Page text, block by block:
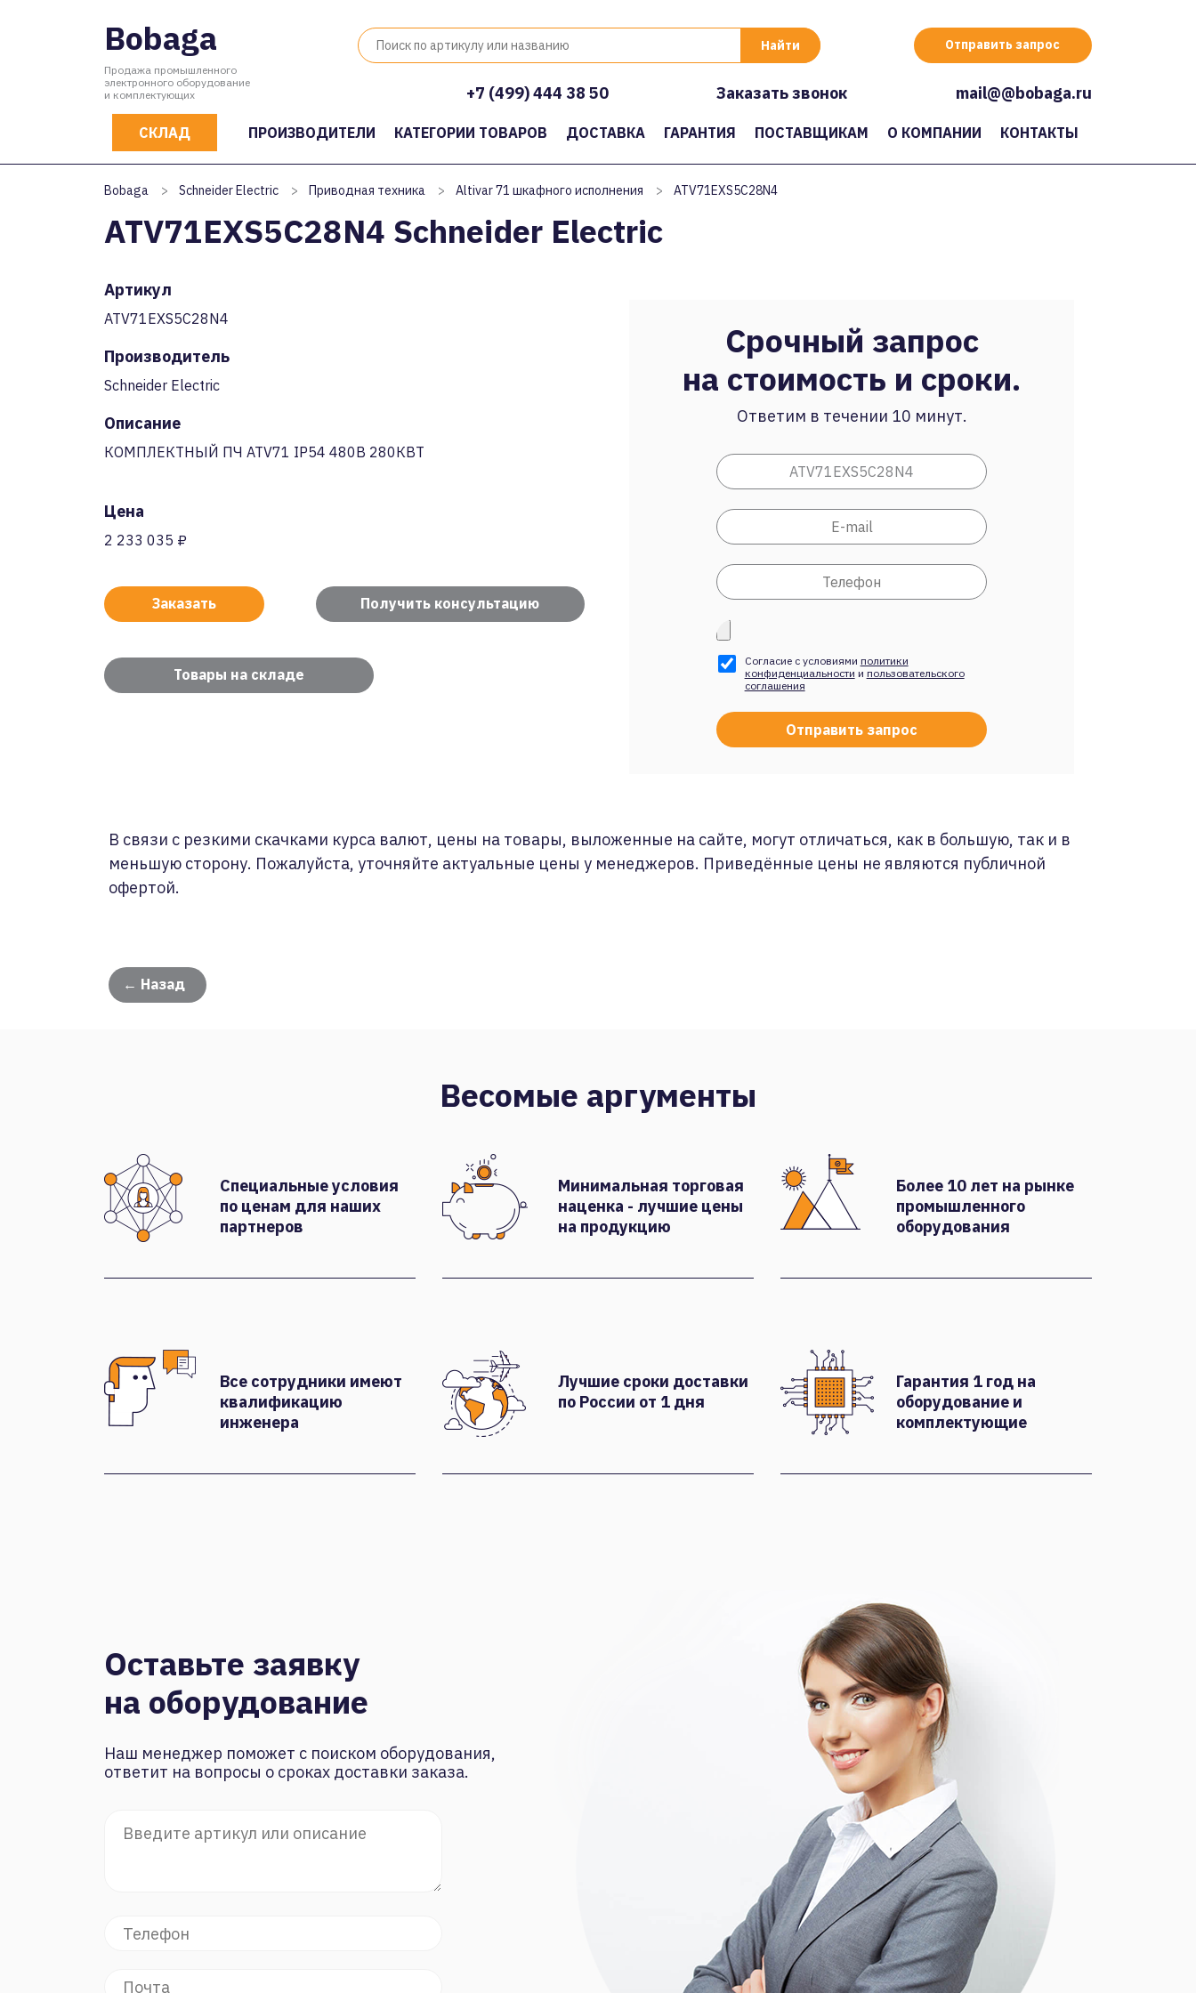
Bobaga
Продажа промышленного
электронного оборудование
и комплектующих
Отправить запрос
+7 (499) 444 38 50 Заказать звонок mail@@bobaga.ru
СКЛАД ПРОИЗВОДИТЕЛИ КАТЕГОРИИ ТОВАРОВ ДОСТАВКА ГАРАНТИЯ ПОСТАВЩИКАМ О КОМПАНИИ КОНТАКТЫ
Bobaga > Schneider Electric > Приводная техника > Altivar 71 шкафного исполнения > ATV71EXS5C28N4
ATV71EXS5C28N4 Schneider Electric
Артикул
ATV71EXS5C28N4
Производитель
Schneider Electric
Описание
КОМПЛЕКТНЫЙ ПЧ ATV71 IP54 480В 280КВТ
Цена
2 233 035 ₽
Заказать Получить консультацию
Товары на складе
Срочный запрос
на стоимость и сроки.
Ответим в течении 10 минут.
Согласие с условиями политики
конфиденциальности и пользовательского
соглашения
В связи с резкими скачками курса валют, цены на товары, выложенные на сайте, могут отличаться, как в большую, так и в
меньшую сторону. Пожалуйста, уточняйте актуальные цены у менеджеров. Приведённые цены не являются публичной
офертой.
← Назад
Весомые аргументы
Специальные условия
по ценам для наших
партнеров
Минимальная торговая
наценка - лучшие цены
на продукцию
Более 10 лет на рынке
промышленного
оборудования
Все сотрудники имеют
квалификацию
инженера
Лучшие сроки доставки
по России от 1 дня
Гарантия 1 год на
оборудование и
комплектующие
Оставьте заявку
на оборудование
Наш менеджер поможет с поиском оборудования,
ответит на вопросы о сроках доставки заказа.